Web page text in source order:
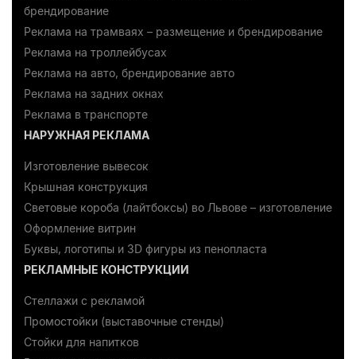
брендирование
Реклама на трамваях – размещение и брендирование
Реклама на троллейбусах
Реклама на авто, брендирование авто
Реклама на задних окнах
Реклама в транспорте
НАРУЖНАЯ РЕКЛАМА
Изготовление вывесок
Крышная конструкция
Световые короба (лайтбоксы) во Львове – изготовление
Оформление витрин
Буквы, логотипы и 3D фигуры из пенопласта
РЕКЛАМНЫЕ КОНСТРУКЦИИ
Стеллажи с рекламой
Промостойки (выставочные стенды)
Стойки для напитков